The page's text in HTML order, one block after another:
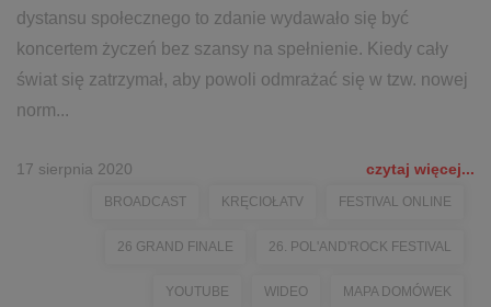
dystansu społecznego to zdanie wydawało się być
koncertem życzeń bez szansy na spełnienie. Kiedy cały
świat się zatrzymał, aby powoli odmrażać się w tzw. nowej
norm...
17 sierpnia 2020 czytaj więcej...
BROADCAST KRĘCIOŁATV FESTIVAL ONLINE
26 GRAND FINALE 26. POL'AND'ROCK FESTIVAL
YOUTUBE WIDEO MAPA DOMÓWEK